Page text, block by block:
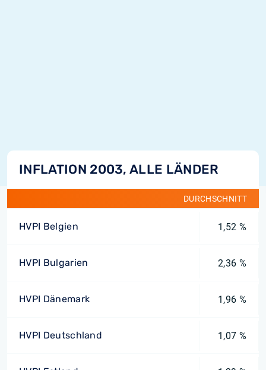
INFLATION 2003, ALLE LÄNDER
DURCHSCHNITT
HVPI Belgien 1,52 %
HVPI Bulgarien 2,36 %
HVPI Dänemark 1,96 %
HVPI Deutschland 1,07 %